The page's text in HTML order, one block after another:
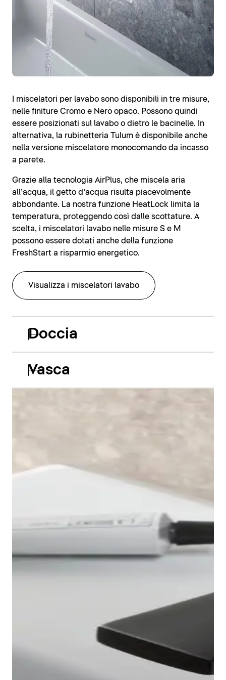
I miscelatori per lavabo sono disponibili in tre misure,
nelle finiture Cromo e Nero opaco. Possono quindi
essere posizionati sul lavabo o dietro le bacinelle. In
alternativa, la rubinetteria Tulum è disponibile anche
nella versione miscelatore monocomando da incasso
a parete.
Grazie alla tecnologia AirPlus, che miscela aria
all’acqua, il getto d’acqua risulta piacevolmente
abbondante. La nostra funzione HeatLock limita la
temperatura, proteggendo così dalle scottature. A
scelta, i miscelatori lavabo nelle misure S e M
possono essere dotati anche della funzione
FreshStart a risparmio energetico.
Visualizza i miscelatori lavabo
Doccia
Vasca